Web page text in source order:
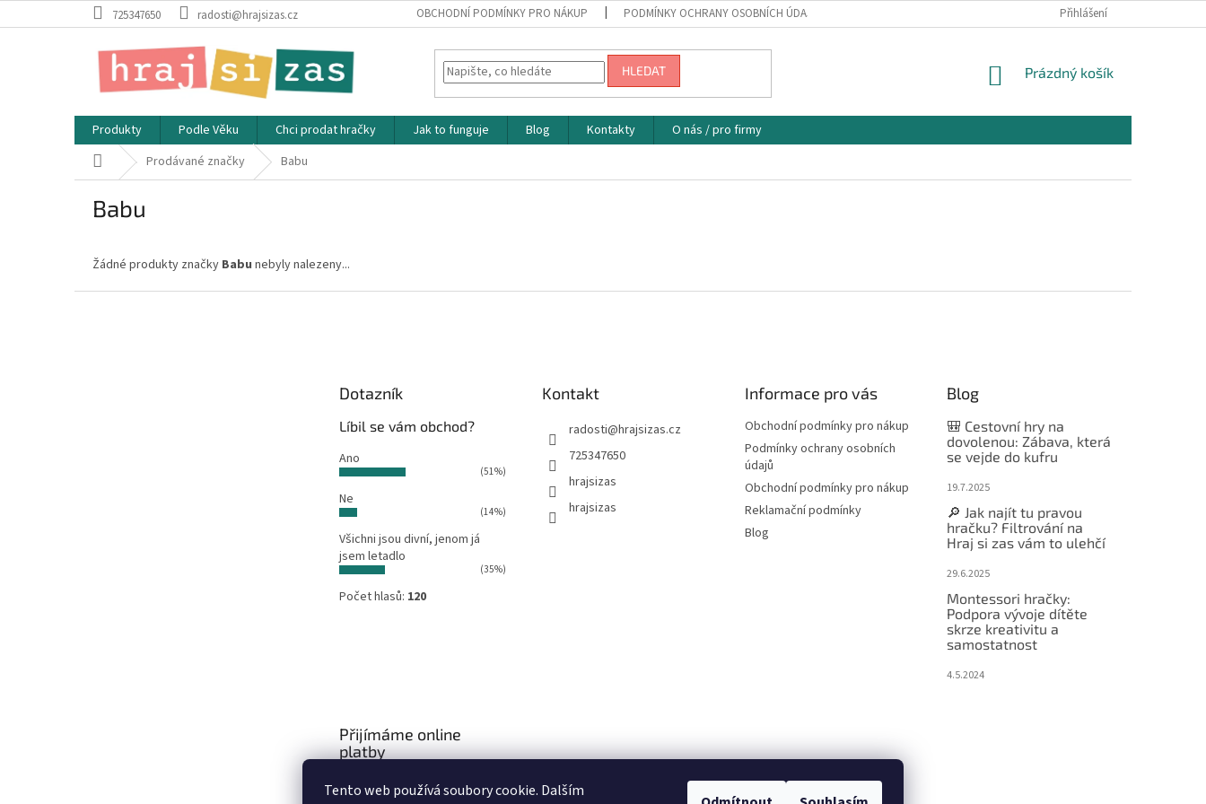
Tento web používá soubory cookie. Dalším
na
725347650 radosti@hrajsizas.cz OBCHODNÍ PODMÍNKY PRO NÁKUP PODMÍNKY OCHRANY OSOBNÍCH ÚDAJŮ REKLAMAČNÍ PODMÍNKY
Přihlášení
HLEDAT
NÁKUPNÍ
Prázdný košík
Produkty Podle Věku Chci prodat hračky Jak to funguje Blog Kontakty
O nás / pro firmy
Domů Prodávané značky Babu
Babu
Žádné produkty značky Babu nebyly nalezeny...
Dotazník
Líbil se vám obchod?
Ano
(51%)
Ne
(14%)
Všichni jsou divní, jenom já
jsem letadlo
(35%)
Počet hlasů: 120
Kontakt
radosti@hrajsizas.cz
725347650
hrajsizas
hrajsizas
Informace pro vás
Obchodní podmínky pro nákup
Podmínky ochrany osobních
údajů
Obchodní podmínky pro nákup
Reklamační podmínky
Blog
Blog
🎒 Cestovní hry na
dovolenou: Zábava, která
se vejde do kufru
19.7.2025
🔎 Jak najít tu pravou
hračku? Filtrování na
Hraj si zas vám to ulehčí
29.6.2025
Montessori hračky:
Podpora vývoje dítěte
skrze kreativitu a
samostatnost
4.5.2024
Přijímáme online
platby